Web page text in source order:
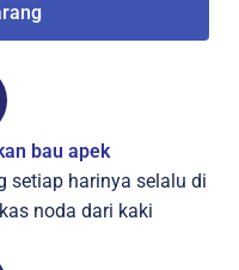
bau apek
setiap harinya selalu di
noda dari kaki